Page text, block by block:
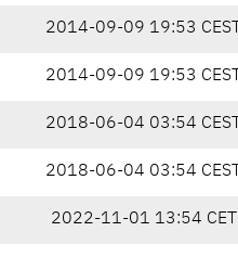
2014-09-09 19:53 CEST
2014-09-09 19:53 CEST
2018-06-04 03:54 CEST
2018-06-04 03:54 CEST
2022-11-01 13:54 CET